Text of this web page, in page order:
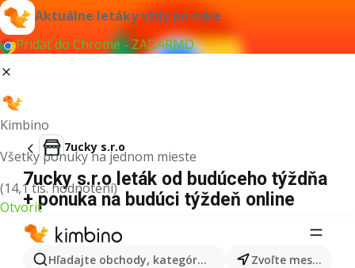
Aktuálne letáky vždy po ruke
Pridať do Chrome - ZADARMO
Kimbino
Všetky ponuky na jednom mieste
(14,1 tis. hodnotení)
Otvoriť
Hľadajte obchody, kategórie, produkty... Zvoľte mesto
7ucky s.r.o
7ucky s.r.o leták od budúceho týždňa
+ ponuka na budúci týždeň online